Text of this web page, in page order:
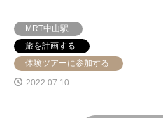
MRT中山駅
旅を計画する
体験ツアーに参加する
2022.07.10